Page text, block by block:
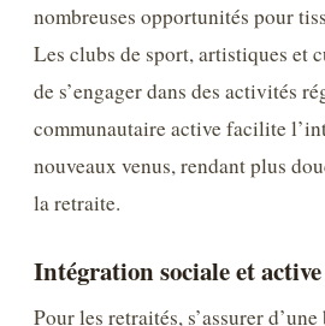
nombreuses opportunités pour
Les clubs de sport, artistiques et
de s’engager dans des activités
communautaire active facilite
nouveaux venus, rendant plus
la retraite.
Intégration sociale et active
Pour les retraités, s’assurer